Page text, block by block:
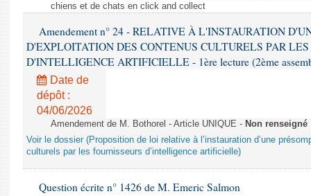
chiens et de chats en click and collect
Amendement n° 24 - RELATIVE À L'INSTAURATION
D'EXPLOITATION DES CONTENUS CULTURELS PAR LES
D'INTELLIGENCE ARTIFICIELLE - 1ère lecture (2ème
Date de
dépôt :
04/06/2026
Amendement de M. Bothorel - Article UNIQUE - Non renseigné
Voir le dossier (Proposition de loi relative à l’instauration d’une
culturels par les fournisseurs d’intelligence artificielle)
Question écrite n° 1426 de M. Emeric Salmon